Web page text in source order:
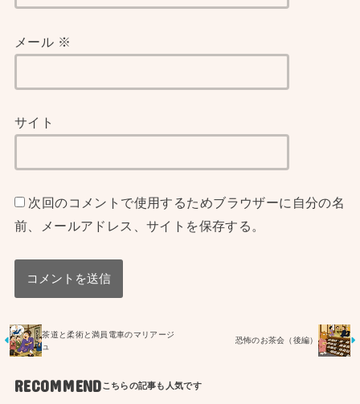
メール ※
サイト
次回のコメントで使用するためブラウザーに自分の名
前、メールアドレス、サイトを保存する。
茶道と柔術と満員電車のマリアージ
ュ
恐怖のお茶会（後編）
RECOMMEND